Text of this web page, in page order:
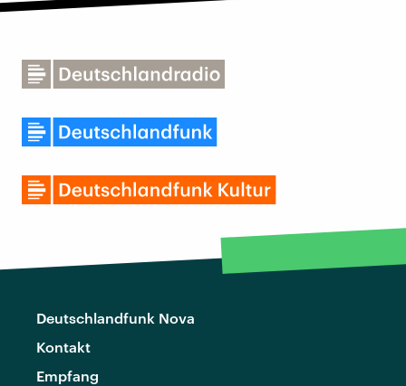
Deutschlandfunk Nova
Kontakt
Empfang